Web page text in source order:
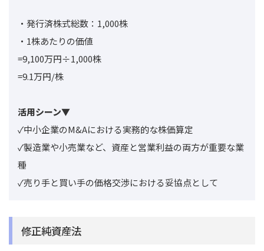
・発行済株式総数：1,000株
・1株あたりの価値
=9,100万円÷1,000株
=9.1万円/株
活用シーン▼
✓中小企業のM&Aにおける実務的な株価算定
✓製造業や小売業など、資産と営業利益の両方が重要な業
種
✓売り手と買い手の価格交渉における妥協点として
修正純資産法